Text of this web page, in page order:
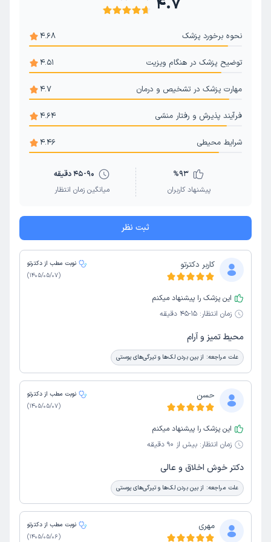
4.7
نحوه برخورد پزشک 4.68
توضیح پزشک در هنگام ویزیت 4.51
مهارت پزشک در تشخیص و درمان 4.7
فرآیند پذیرش و رفتار منشی 4.64
شرایط محیطی 4.46
%93
پیشنهاد کاربران
45-90 دقیقه
میانگین زمان انتظار
ثبت نظر
کاربر دکترتو
نوبت مطب از دکترتو
(
1405/05/07
)
این پزشک را پیشنهاد میکنم
زمان انتظار: 15-45 دقیقه
محیط تمیز و آرام
علت مراجعه: از بین بردن لک‌ها و تیرگی‌های پوستی
حسن
نوبت مطب از دکترتو
(
1405/05/07
)
این پزشک را پیشنهاد میکنم
زمان انتظار: بیش از 90 دقیقه
دکتر خوش اخلاق و عالی
علت مراجعه: از بین بردن لک‌ها و تیرگی‌های پوستی
مهری
نوبت مطب از دکترتو
(
1405/05/06
)